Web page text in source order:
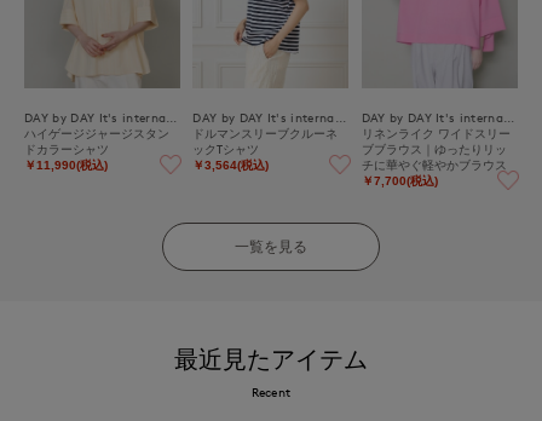
ハイゲージジャージスタン
ドカラーシャツ
￥11,990(税込)
ドルマンスリーブクルーネ
ックTシャツ
￥3,564(税込)
リネンライク ワイドスリー
ブブラウス｜ゆったりリッ
チに華やぐ軽やかブラウス
￥7,700(税込)
一覧を見る
最近見たアイテム
Recent